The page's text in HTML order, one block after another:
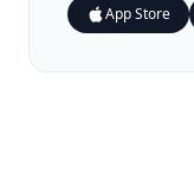
App Store